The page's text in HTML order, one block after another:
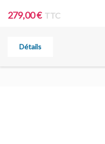
279,00 € TTC
Détails